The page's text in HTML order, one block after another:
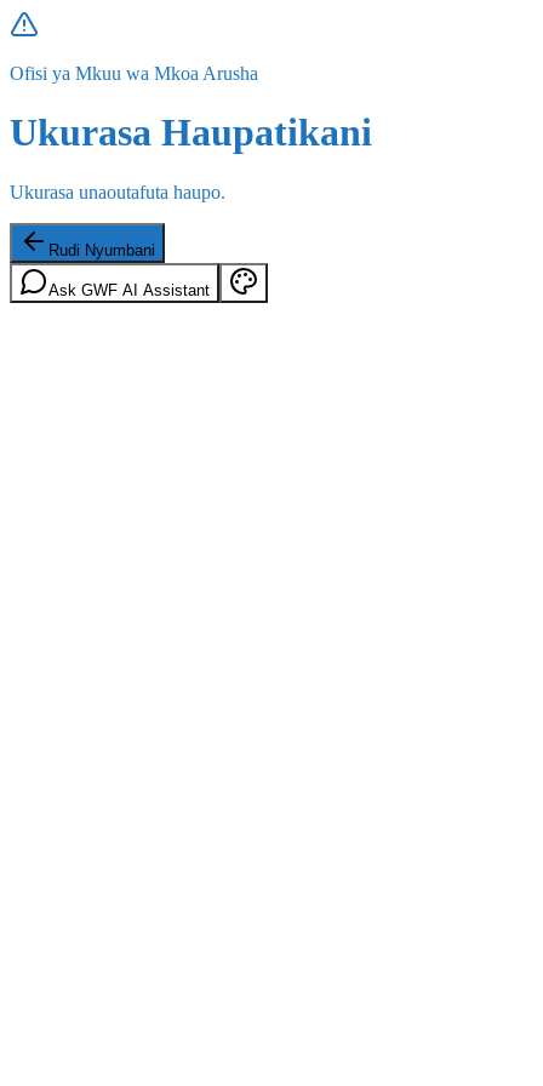
Ofisi ya Mkuu wa Mkoa Arusha
Ukurasa Haupatikani
Ukurasa unaoutafuta haupo.
Rudi Nyumbani
Ask GWF AI Assistant